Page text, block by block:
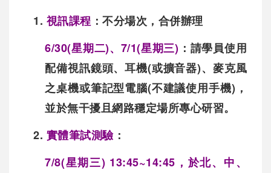
1. 視訊課程 ： 不分場次，合併辦理
6/30(星期二)、 7/1(星期三) ：請學員使用
配備視訊鏡頭、耳機(或擴音器)、麥克風
之桌機或筆記型電腦(不建議使用手機)，
並於無干擾且網路穩定場所專心研習。
2. 實體筆試測驗：
7/8(星期三) 13:45~14:45 ，於北、中、